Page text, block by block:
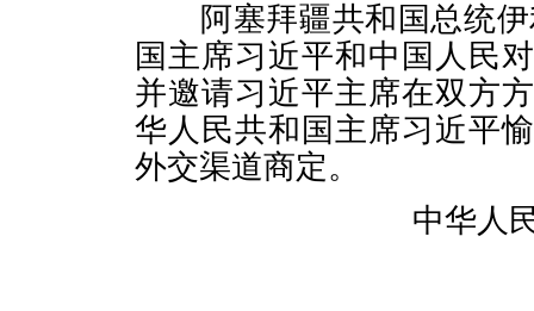
阿塞拜疆共和国总统伊
国主席习近平和中国人民
并邀请习近平主席在双方
华人民共和国主席习近平
外交渠道商定。
中华人民